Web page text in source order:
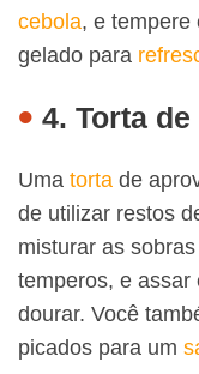
cebola, e tempere
gelado para
4. Torta
Uma torta de
de utilizar restos
misturar as
temperos, e assar
dourar. Você
picados para um